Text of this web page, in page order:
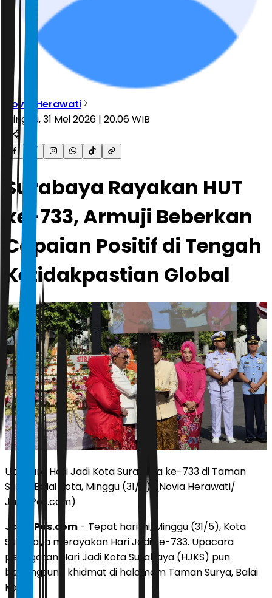
Novia Herawati
Minggu, 31 Mei 2026 | 20.06 WIB
Surabaya Rayakan HUT
ke-733, Armuji Beberkan
Capaian Positif di Tengah
Ketidakpastian Global
Upacara Hari Jadi Kota Surabaya ke-733 di Taman
Surya Balai Kota, Minggu (31/5). (Novia Herawati/
JawaPos.com)
JawaPos.com - Tepat hari ini, Minggu (31/5), Kota
Surabaya merayakan Hari Jadi ke-733. Upacara
peringatan Hari Jadi Kota Surabaya (HJKS) pun
berlangsung khidmat di halamam Taman Surya, Balai
Kota.